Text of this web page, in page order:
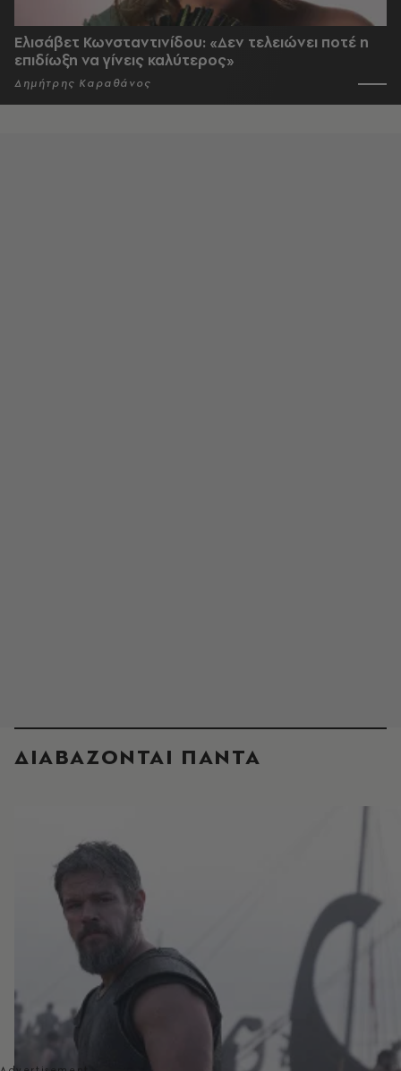
Ελισάβετ Κωνσταντινίδου: «Δεν τελειώνει ποτέ η
επιδίωξη να γίνεις καλύτερος»
Δημήτρης Καραθάνος
ΔΙΑΒΑΖΟΝΤΑΙ ΠΑΝΤΑ